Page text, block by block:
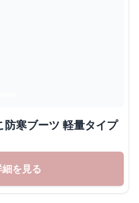
寒ブーツ 軽量タイプ
を見る